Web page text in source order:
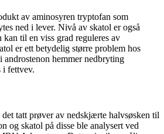
av aminosyren tryptofan som
ned i lever. Nivå av skatol er også
til en viss grad reguleres av
er ett betydelig større problem hos
androstenon hemmer nedbryting
i fettvev.
tatt prøver av nedskjærte halvsøsken til
og skatol på disse ble analysert ved